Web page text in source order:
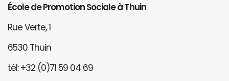
École de Promotion Sociale à Thuin
Rue Verte, 1
6530 Thuin
tél: +32 (0)71 59 04 69